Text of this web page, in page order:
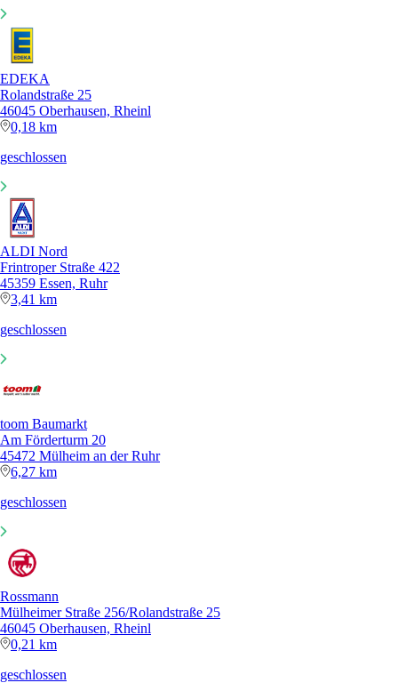
EDEKA
Rolandstraße 25
46045 Oberhausen, Rheinl
0,18 km
geschlossen
ALDI Nord
Frintroper Straße 422
45359 Essen, Ruhr
3,41 km
geschlossen
toom Baumarkt
Am Förderturm 20
45472 Mülheim an der Ruhr
6,27 km
geschlossen
Rossmann
Mülheimer Straße 256/Rolandstraße 25
46045 Oberhausen, Rheinl
0,21 km
geschlossen